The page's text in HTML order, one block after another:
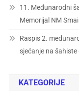
11. Međunarodni
Memorijal NM
Raspis 2.
sjećanje na šahiste
KATEGORIJE